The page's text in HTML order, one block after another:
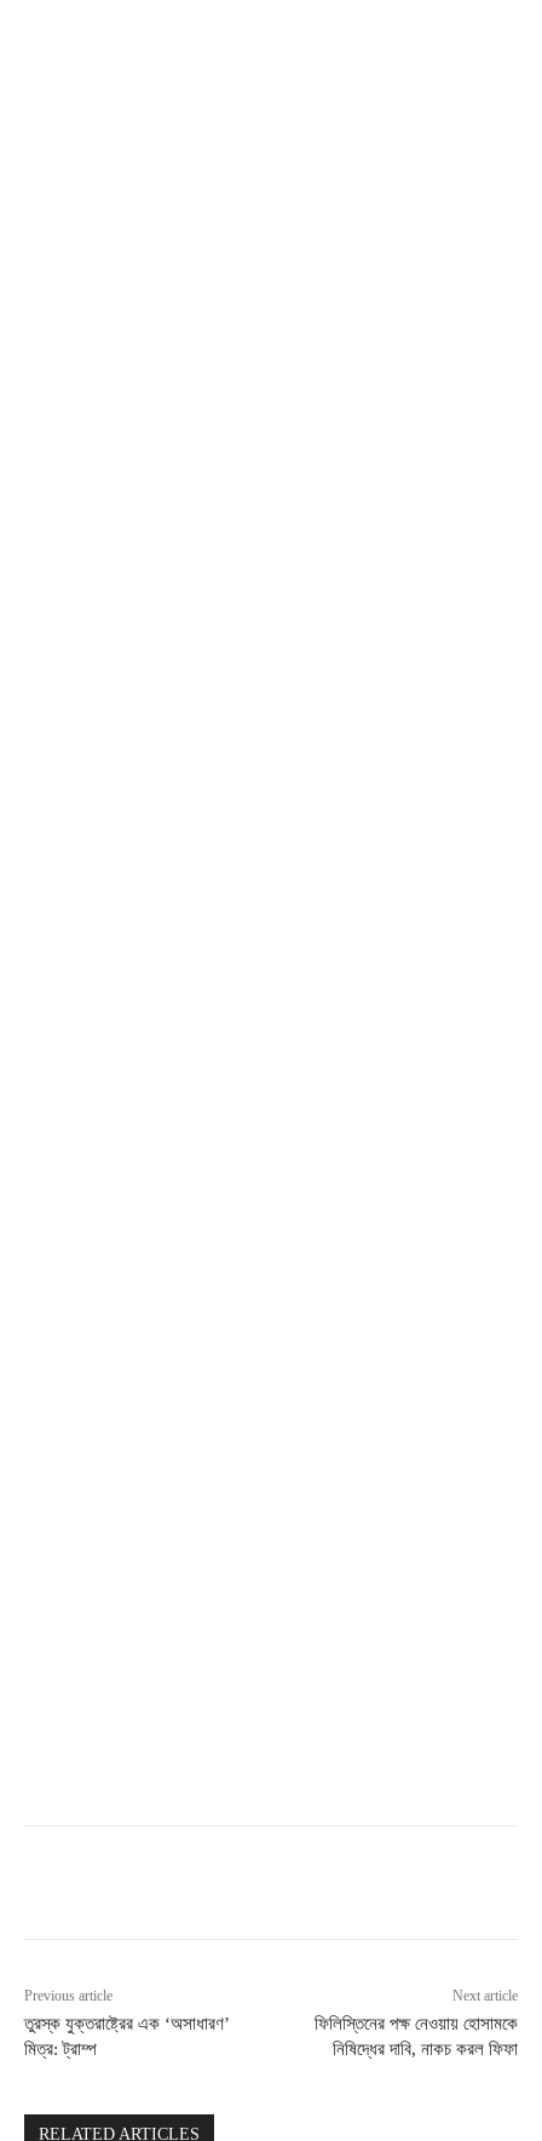
Previous article
তুরস্ক যুক্তরাষ্ট্রের এক ‘অসাধারণ’
মিত্র: ট্রাম্প
Next article
ফিলিস্তিনের পক্ষ নেওয়ায় হোসামকে
নিষিদ্ধের দাবি, নাকচ করল ফিফা
RELATED ARTICLES